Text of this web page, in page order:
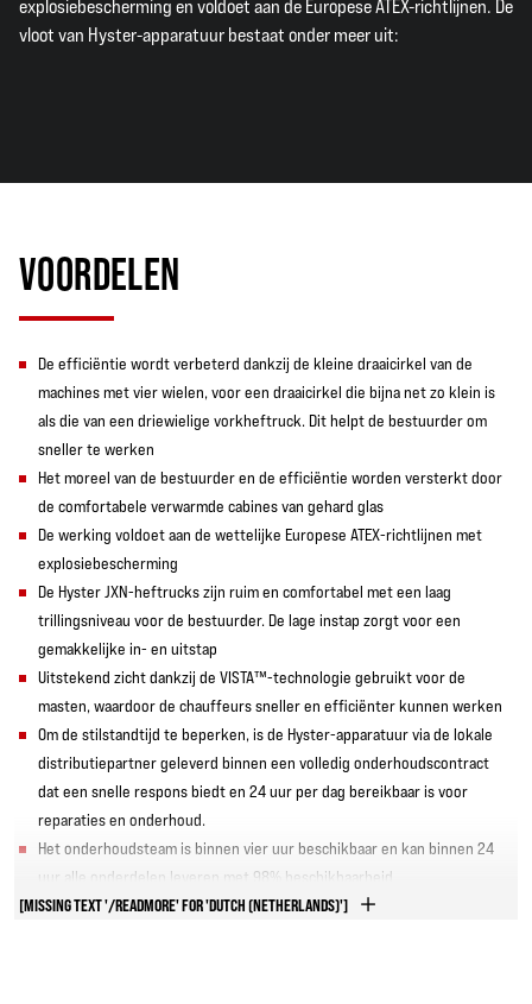
explosiebescherming en voldoet aan de Europese ATEX-richtlijnen. De
vloot van Hyster-apparatuur bestaat onder meer uit:
VOORDELEN
De efficiëntie wordt verbeterd dankzij de kleine draaicirkel van de
machines met vier wielen, voor een draaicirkel die bijna net zo klein is
als die van een driewielige vorkheftruck. Dit helpt de bestuurder om
sneller te werken
Het moreel van de bestuurder en de efficiëntie worden versterkt door
de comfortabele verwarmde cabines van gehard glas
De werking voldoet aan de wettelijke Europese ATEX-richtlijnen met
explosiebescherming
De Hyster JXN-heftrucks zijn ruim en comfortabel met een laag
trillingsniveau voor de bestuurder. De lage instap zorgt voor een
gemakkelijke in- en uitstap
Uitstekend zicht dankzij de VISTA™-technologie gebruikt voor de
masten, waardoor de chauffeurs sneller en efficiënter kunnen werken
Om de stilstandtijd te beperken, is de Hyster-apparatuur via de lokale
distributiepartner geleverd binnen een volledig onderhoudscontract
dat een snelle respons biedt en 24 uur per dag bereikbaar is voor
reparaties en onderhoud.
Het onderhoudsteam is binnen vier uur beschikbaar en kan binnen 24
uur alle onderdelen leveren met 98% beschikbaarheid
[MISSING TEXT '/READMORE' FOR 'DUTCH (NETHERLANDS)']